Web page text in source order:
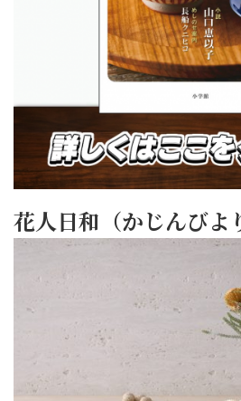
花人日和（かじんびよ